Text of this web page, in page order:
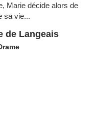
Marie décide alors de
sa vie...
de Langeais